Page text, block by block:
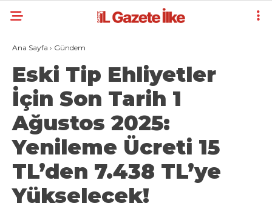
Ana Sayfa › Gündem
Eski Tip Ehliyetler
İçin Son Tarih 1
Ağustos 2025:
Yenileme Ücreti 15
TL’den 7.438 TL’ye
Yükselecek!